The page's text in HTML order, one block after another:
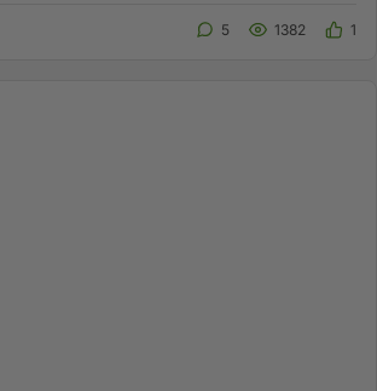
5 1382 1